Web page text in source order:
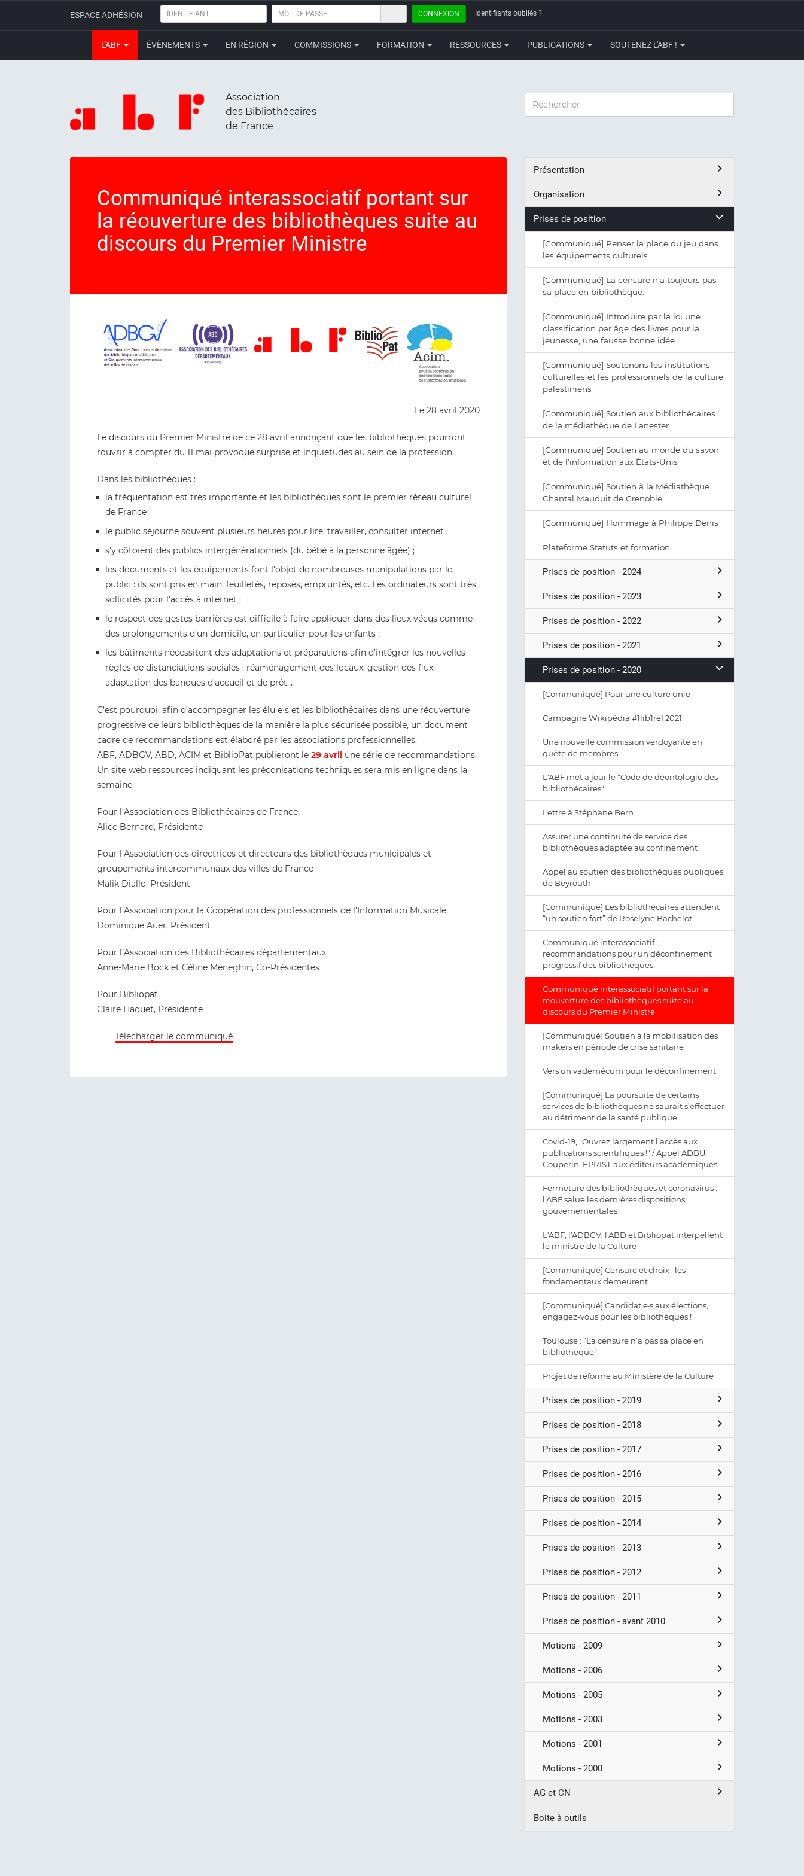
ESPACE ADHÉSION IDENTIFIANT
MOT
PASSE
CONNEXION Identifiants oubliés ?
L'ABF ÉVÈNEMENTS EN RÉGION COMMISSIONS FORMATION RESSOURCES PUBLICATIONS SOUTENEZ L'ABF !
Association
des Bibliothécaires
de France
RECHERCHER
Communiqué interassociatif portant sur
la réouverture des bibliothèques suite au
discours du Premier Ministre
Le 28 avril 2020
Le discours du Premier Ministre de ce 28 avril annonçant que les bibliothèques pourront
rouvrir à compter du 11 mai provoque surprise et inquiétudes au sein de la profession.
Dans les bibliothèques :
la fréquentation est très importante et les bibliothèques sont le premier réseau culturel
de France ;
le public séjourne souvent plusieurs heures pour lire, travailler, consulter internet ;
s’y côtoient des publics intergénérationnels (du bébé à la personne âgée) ;
les documents et les équipements font l’objet de nombreuses manipulations par le
public : ils sont pris en main, feuilletés, reposés, empruntés, etc. Les ordinateurs sont très
sollicités pour l’accès à internet ;
le respect des gestes barrières est difficile à faire appliquer dans des lieux vécus comme
des prolongements d’un domicile, en particulier pour les enfants ;
les bâtiments nécessitent des adaptations et préparations afin d’intégrer les nouvelles
règles de distanciations sociales : réaménagement des locaux, gestion des flux,
adaptation des banques d’accueil et de prêt…
C’est pourquoi, afin d’accompagner les élu·e·s et les bibliothécaires dans une réouverture
progressive de leurs bibliothèques de la manière la plus sécurisée possible, un document
cadre de recommandations est élaboré par les associations professionnelles.
ABF, ADBGV, ABD, ACIM et BiblioPat publieront le 29 avril une série de recommandations.
Un site web ressources indiquant les préconisations techniques sera mis en ligne dans la
semaine.
Pour l’Association des Bibliothécaires de France,
Alice Bernard, Présidente
Pour l’Association des directrices et directeurs des bibliothèques municipales et
groupements intercommunaux des villes de France
Malik Diallo, Président
Pour l’Association pour la Coopération des professionnels de l’Information Musicale,
Dominique Auer, Président
Pour l’Association des Bibliothécaires départementaux,
Anne-Marie Bock et Céline Meneghin, Co-Présidentes
Pour Bibliopat,
Claire Haquet, Présidente
Télécharger le communiqué
Présentation
Organisation
Prises de position
[Communiqué] Penser la place du jeu dans
les équipements culturels
[Communiqué] La censure n’a toujours pas
sa place en bibliothèque.
[Communiqué] Introduire par la loi une
classification par âge des livres pour la
jeunesse, une fausse bonne idée
[Communiqué] Soutenons les institutions
culturelles et les professionnels de la culture
palestiniens
[Communiqué] Soutien aux bibliothécaires
de la médiathèque de Lanester
[Communiqué] Soutien au monde du savoir
et de l’information aux États-Unis
[Communiqué] Soutien à la Médiathèque
Chantal Mauduit de Grenoble
[Communiqué] Hommage à Philippe Denis
Plateforme Statuts et formation
Prises de position - 2024
Prises de position - 2023
Prises de position - 2022
Prises de position - 2021
Prises de position - 2020
[Communiqué] Pour une culture unie
Campagne Wikipédia #1lib1ref 2021
Une nouvelle commission verdoyante en
quête de membres
L'ABF met à jour le "Code de déontologie des
bibliothécaires"
Lettre à Stéphane Bern
Assurer une continuité de service des
bibliothèques adaptée au confinement
Appel au soutien des bibliothèques publiques
de Beyrouth
[Communiqué] Les bibliothécaires attendent
“un soutien fort” de Roselyne Bachelot
Communiqué interassociatif :
recommandations pour un déconfinement
progressif des bibliothèques
Communiqué interassociatif portant sur la
réouverture des bibliothèques suite au
discours du Premier Ministre
[Communiqué] Soutien à la mobilisation des
makers en période de crise sanitaire
Vers un vadémécum pour le déconfinement
[Communiqué] La poursuite de certains
services de bibliothèques ne saurait s’effectuer
au détriment de la santé publique
Covid-19, "Ouvrez largement l’accès aux
publications scientifiques !" / Appel ADBU,
Couperin, EPRIST aux éditeurs académiques
Fermeture des bibliothèques et coronavirus :
l'ABF salue les dernières dispositions
gouvernementales
L'ABF, l'ADBGV, l'ABD et Bibliopat interpellent
le ministre de la Culture
[Communiqué] Censure et choix : les
fondamentaux demeurent
[Communiqué] Candidat·e·s aux élections,
engagez-vous pour les bibliothèques !
Toulouse : “La censure n’a pas sa place en
bibliothèque”
Projet de réforme au Ministère de la Culture
Prises de position - 2019
Prises de position - 2018
Prises de position - 2017
Prises de position - 2016
Prises de position - 2015
Prises de position - 2014
Prises de position - 2013
Prises de position - 2012
Prises de position - 2011
Prises de position - avant 2010
Motions - 2009
Motions - 2006
Motions - 2005
Motions - 2003
Motions - 2001
Motions - 2000
AG et CN
Boite à outils